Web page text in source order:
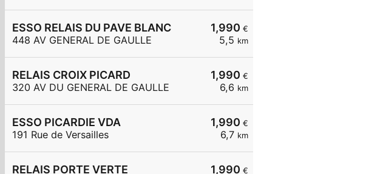
1,990 €
5,5 km
ESSO RELAIS DU PAVE BLANC
448 AV GENERAL DE GAULLE
1,990 €
6,6 km
RELAIS CROIX PICARD
320 AV DU GENERAL DE GAULLE
1,990 €
6,7 km
ESSO PICARDIE VDA
191 Rue de Versailles
1,990 €
RELAIS PORTE VERTE